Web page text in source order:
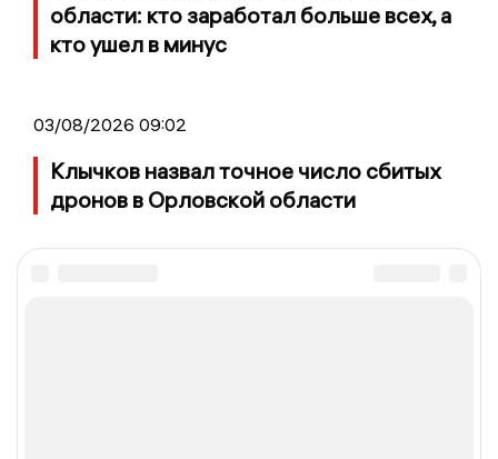
области: кто заработал больше всех, а
кто ушел в минус
03/08/2026 09:02
Клычков назвал точное число сбитых
дронов в Орловской области